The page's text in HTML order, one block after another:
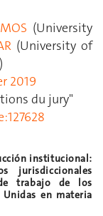
(University
(University of
2019
du jury"
institucional:
jurisdiccionales
de trabajo de los
en materia